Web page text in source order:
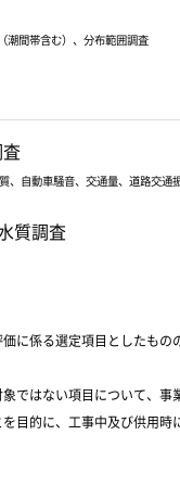
潮間帯含む）、分布範囲調査
、自動車騒音、交通量、道路交通
質調査
に係る選定項目としたも
ではない項目について、
目的に、工事中及び供用時